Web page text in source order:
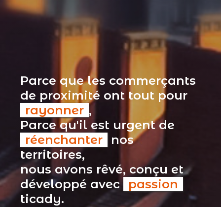
Parce que les commerçants
de proximité ont tout pour
rayonner ,
Parce qu'il est urgent de
réenchanter
nos
territoires,
nous avons rêvé, conçu et
développé avec passion
ticady.